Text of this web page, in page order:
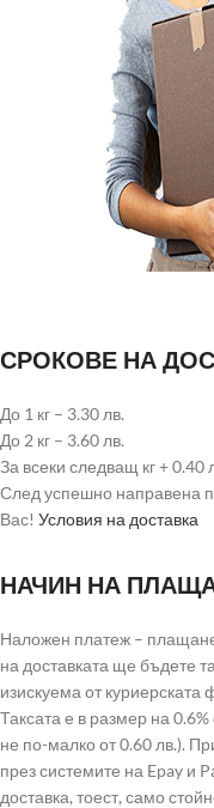
СРОКОВЕ НА
До 1 кг – 3.30 лв.
До 2 кг – 3.60 лв.
За всеки следващ кг + 0.40
След успешно направена
Вас! Условия на доставка
НАЧИН НА
Наложен платеж –
на доставката ще бъдете
изискуема от
Таксата е в размер на
не по-малко от 0.60 лв.).
през системите на Epay и
доставка, тоест, само